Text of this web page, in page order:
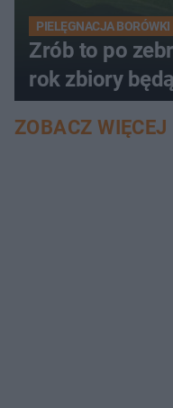
PIELĘGNACJA BORÓWKI
Zrób to po
rok zbiory
ZOBACZ WIĘCEJ